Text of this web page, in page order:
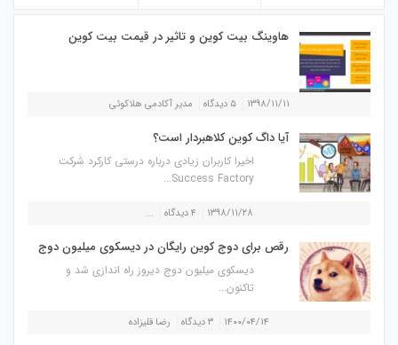
هاوینگ بیت کوین و تاثیر در قیمت بیت کوین
۱۳۹۸/۱۱/۱۱ ۵ دیدگاه مدیر آکادمی هلاکوئی
آیا داگ کوین کلاهبردار است؟
اخیرا کاربران زیادی درباره درستی کارکرد شرکت
Success Factory...
۱۳۹۸/۱۱/۲۸ ۴ دیدگاه ...
رقص برای دوج کوین رایگان در دیسکوی میلیون دوج
دیسکوی میلیون دوج دیروز راه اندازی شد و
تاکنون...
۱۴۰۰/۰۴/۱۴ ۳ دیدگاه رضا قلیزاده